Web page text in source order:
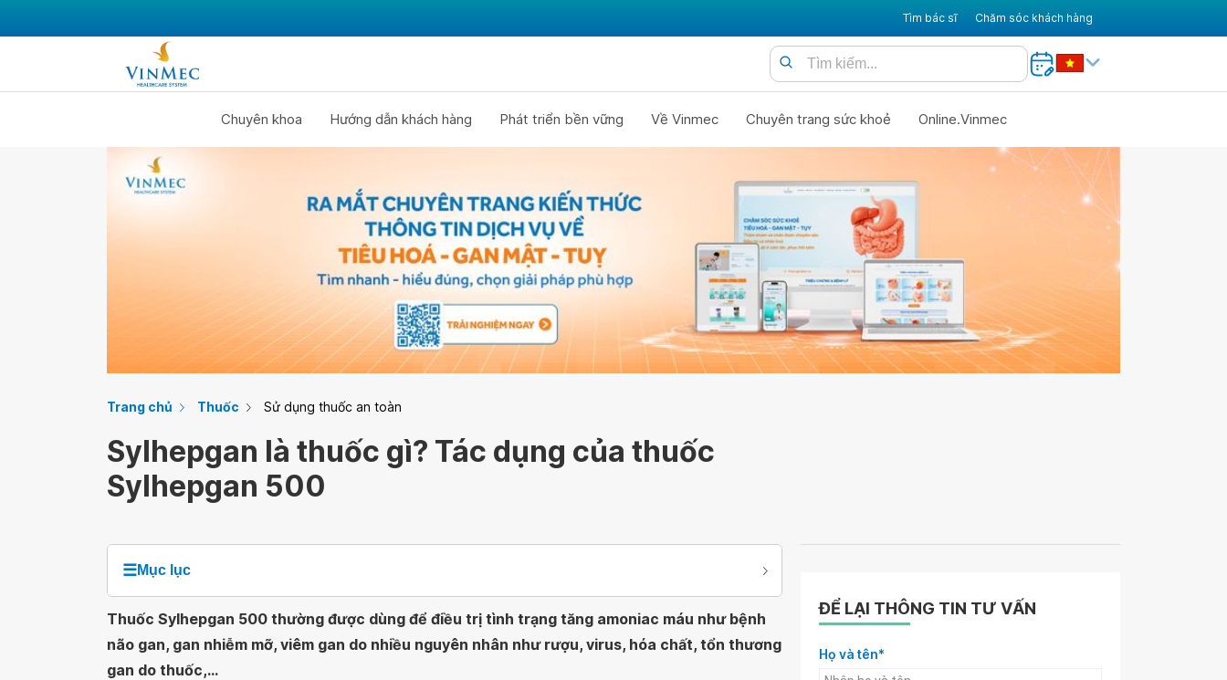
Tìm bác sĩ Chăm sóc khách hàng
Chuyên khoa Hướng dẫn khách hàng Phát triển bền vững Về Vinmec Chuyên trang sức khoẻ Online.Vinmec
Trang chủ Thuốc Sử dụng thuốc an toàn
Sylhepgan là thuốc gì? Tác dụng của thuốc
Sylhepgan 500
☰Mục lục
Thuốc Sylhepgan 500 thường được dùng để điều trị tình trạng tăng amoniac máu như bệnh
não gan, gan nhiễm mỡ, viêm gan do nhiều nguyên nhân như rượu, virus, hóa chất, tổn thương
gan do thuốc,...
ĐỂ LẠI THÔNG TIN TƯ VẤN
Họ và tên*